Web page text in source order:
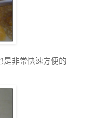
是非常快速方便的